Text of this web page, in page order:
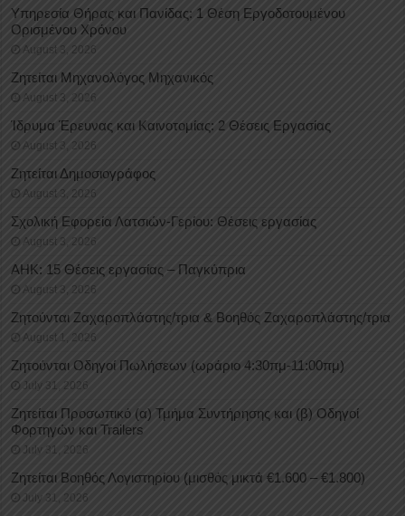
Υπηρεσία Θήρας και Πανίδας: 1 Θέση Eργοδοτουμένου
Oρισμένου Xρόνου
August 3, 2026
Ζητείται Μηχανολόγος Μηχανικός
August 3, 2026
Ίδρυμα Έρευνας και Καινοτομίας: 2 Θέσεις Εργασίας
August 3, 2026
Ζητείται Δημοσιογράφος
August 3, 2026
Σχολική Εφορεία Λατσιών-Γερίου: Θέσεις εργασίας
August 3, 2026
ΑΗΚ: 15 Θέσεις εργασίας – Παγκύπρια
August 3, 2026
Ζητούνται Ζαχαροπλάστης/τρια & Βοηθός Ζαχαροπλάστης/τρια
August 1, 2026
Ζητούνται Οδηγοί Πωλήσεων (ωράριο 4:30πμ-11:00πμ)
July 31, 2026
Ζητείται Προσωπικό (α) Τμήμα Συντήρησης και (β) Οδηγοί
Φορτηγών και Trailers
July 31, 2026
Ζητείται Βοηθός Λογιστηρίου (μισθός μικτά €1.600 – €1.800)
July 31, 2026